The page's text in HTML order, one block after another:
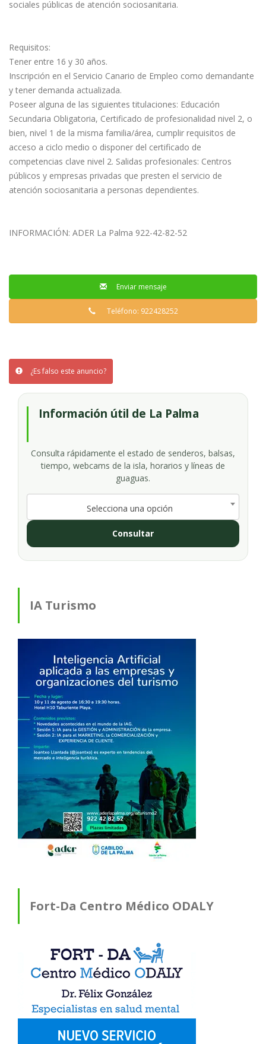
sociales públicas de atención sociosanitaria.
Requisitos:
Tener entre 16 y 30 años.
Inscripción en el Servicio Canario de Empleo como demandante
y tener demanda actualizada.
Poseer alguna de las siguientes titulaciones: Educación
Secundaria Obligatoria, Certificado de profesionalidad nivel 2, o
bien, nivel 1 de la misma familia/área, cumplir requisitos de
acceso a ciclo medio o disponer del certificado de
competencias clave nivel 2. Salidas profesionales: Centros
públicos y empresas privadas que presten el servicio de
atención sociosanitaria a personas dependientes.
INFORMACIÓN: ADER La Palma 922-42-82-52
Enviar mensaje
Teléfono: 922428252
¿Es falso este anuncio?
Información útil de La Palma
Consulta rápidamente el estado de senderos, balsas,
tiempo, webcams de la isla, horarios y líneas de
guaguas.
Selecciona una opción
Consultar
IA Turismo
Fort-Da Centro Médico ODALY